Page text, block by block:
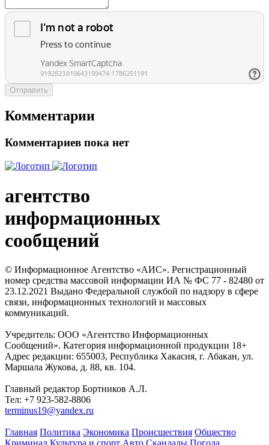
Отправить
Комментарии
Комментариев пока нет
агентство
информационных
сообщений
© Информационное Агентство «АИС». Регистрационный
номер средства массовой информации ИА № ФС 77 - 82480 от
23.12.2021 Выдано Федеральной службой по надзору в сфере
связи, информационных технологий и массовых
коммуникаций.
Учредитель: ООО «Агентство Информационных
Сообщений». Категория информационной продукции 18+
Адрес редакции: 655003, Республика Хакасия, г. Абакан, ул.
Маршала Жукова, д. 88, кв. 104.
Главный редактор Бортников А.Л.
Тел: +7 923-582-8806
terminus19@yandex.ru
Главная Политика Экономика Происшествия Общество
Криминал Культура и спорт Авто Скандалы Погода